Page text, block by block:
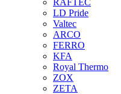
RAFTEC
LD Pride
Valtec
ARCO
FERRO
KFA
Royal Thermo
ZOX
ZETA